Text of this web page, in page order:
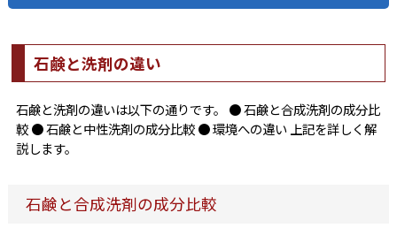
石鹸と洗剤の違い
石鹸と洗剤の違いは以下の通りです。 ● 石鹸と合成洗剤の成分比
較 ● 石鹸と中性洗剤の成分比較 ● 環境への違い 上記を詳しく解
説します。
石鹸と合成洗剤の成分比較